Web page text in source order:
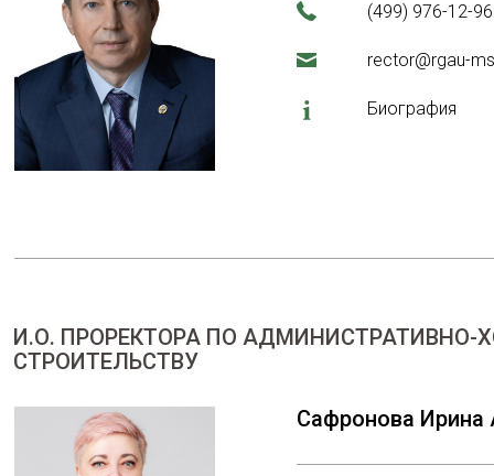
(499) 976-12-96
rector@rgau-
Биография
И.О. ПРОРЕКТОРА ПО АДМИНИСТРАТИВНО-
СТРОИТЕЛЬСТВУ
Сафронова Ирина